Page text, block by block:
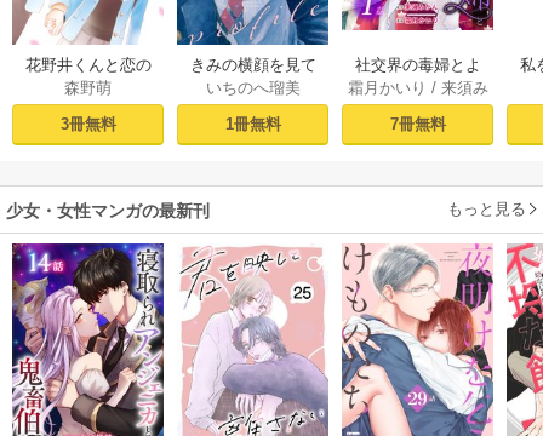
花野井くんと恋の
病（１）
森野萌
3冊無料
きみの横顔を見て
いた（１）
いちのへ瑠美
1冊無料
社交界の毒婦とよ
ばれる私～素敵な
辺境伯令息に腕を
折られたので、責
す～［ばら売り］
霜月かいり / 来須み
かん
7冊無料
私
少女・女性マンガの最新刊 もっと見る